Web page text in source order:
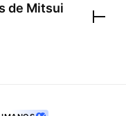
de Mitsui